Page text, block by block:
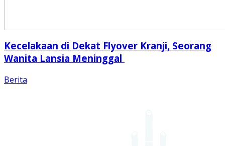
Kecelakaan di Dekat Flyover Kranji, Seorang
Wanita Lansia Meninggal
Berita